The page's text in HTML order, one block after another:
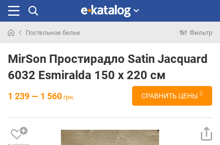
раньше
Постельное белье Фильтр
MirSon Простирадло Satin Jacquard
6032 Esmiralda 150 х 220 см
1 239 — 1 560 грн. СРАВНИТЬ ЦЕНЫ 2